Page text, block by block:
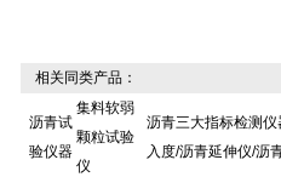
相关同类产品：
沥青试
验仪器
集料软弱
颗粒试验
仪
沥青三大指标检测
入度/沥青延伸仪/沥